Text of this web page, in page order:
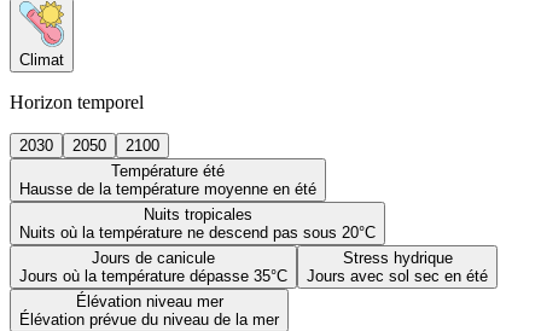
Climat
Horizon temporel
2030 2050
2100
Température été
Hausse de la température moyenne en été
Nuits tropicales
Nuits où la température ne descend pas sous 20°C
Jours de canicule
Jours où la température dépasse 35°C
Stress hydrique
Jours avec sol sec en été
Élévation niveau mer
Élévation prévue du niveau de la mer